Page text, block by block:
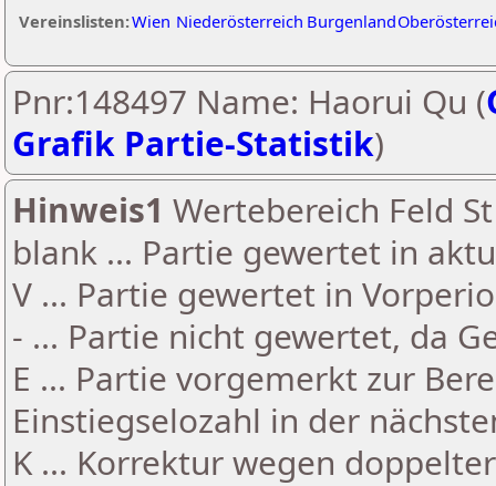
Vereinslisten:Wien Niederösterreich Burgenland
Pnr:148497 Name: Haorui Qu (
Grafik Partie-Statistik)
Hinweis1 Wertebereich Feld
blank ... Partie gewertet in
V ... Partie gewertet in
- ... Partie nicht gewertet, da
E ... Partie vorgemerkt zur
Einstiegselozahl in der
K ... Korrektur wegen